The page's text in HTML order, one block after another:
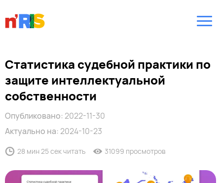
Статистика судебной практики по
защите интеллектуальной
собственности
Опубликовано: 2022-11-30
Актуально на: 2024-10-23
28 мин 25 сек читать 31099 просмотров